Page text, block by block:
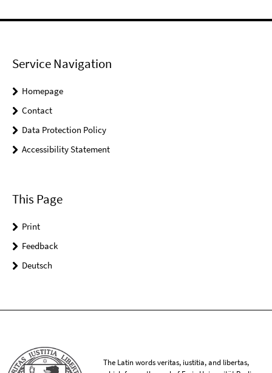
Service Navigation
Homepage
Contact
Data Protection Policy
Accessibility Statement
This Page
Print
Feedback
Deutsch
The Latin words veritas, iustitia, and libertas,